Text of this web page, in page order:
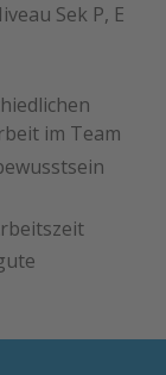
Sek P, E
im Team